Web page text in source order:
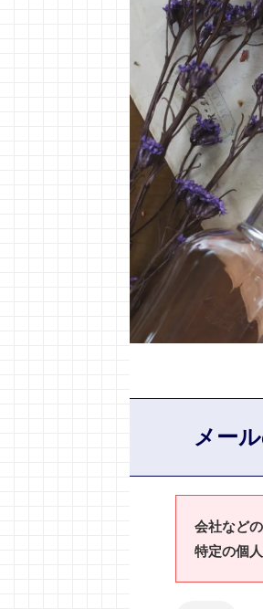
メー
会社など
特定の個